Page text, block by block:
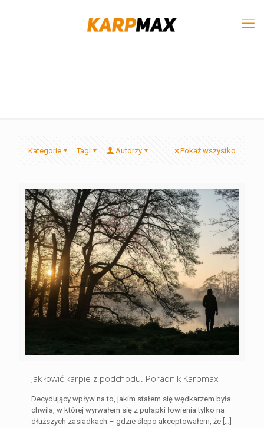
Kategorie Tagi Autorzy Pokaż wszystko
Jak łowić karpie z podchodu. Poradnik Karpmax
Decydujący wpływ na to, jakim stałem się wędkarzem była
chwila, w której wyrwałem się z pułapki łowienia tylko na
dłuższych zasiadkach – gdzie ślepo akceptowałem, że